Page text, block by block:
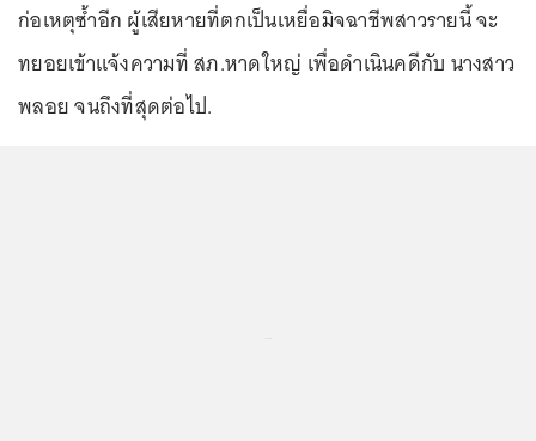
ก่อเหตุซ้ำอีก ผู้เสียหายที่ตกเป็นเหยื่อมิจฉาชีพสาวรายนี้ จะ
ทยอยเข้าแจ้งความที่ สภ.หาดใหญ่ เพื่อดำเนินคดีกับ นางสาว
พลอย จนถึงที่สุดต่อไป.